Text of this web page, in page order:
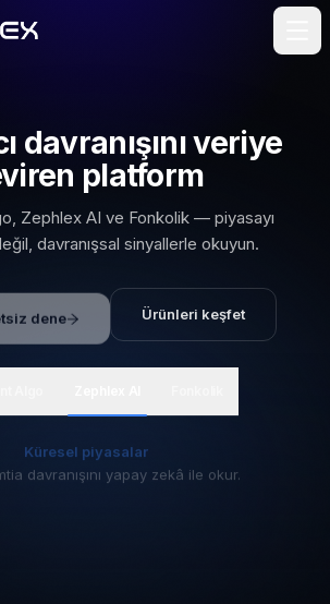
davranışını veriye
platform
Zephlex AI ve Fonkolik — piyasayı
davranışsal sinyallerle okuyun.
dene
(yeni sekmede açılır)Ürünleri keşfet
Küresel piyasalar
davranışını yapay zekâ ile okur.